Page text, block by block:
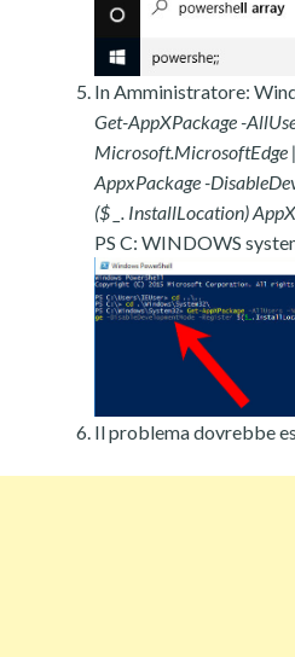
In Amministratore:
Get-AppXPackage -
Microsoft.MicrosoftEdge
AppxPackage -
($ _. InstallLocation)
PS C: WINDOWS
Il problema dovrebbe